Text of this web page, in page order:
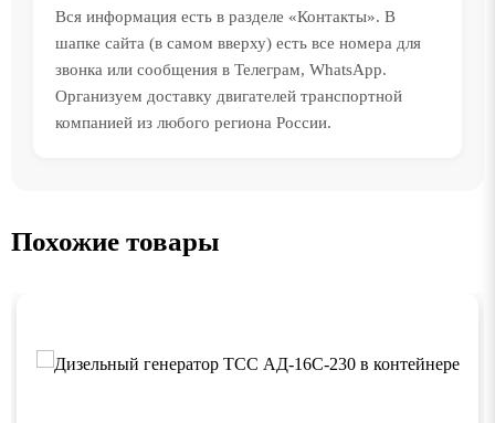
Вся информация есть в разделе «Контакты». В
шапке сайта (в самом вверху) есть все номера для
звонка или сообщения в Телеграм, WhatsApp.
Организуем доставку двигателей транспортной
компанией из любого региона России.
Похожие товары